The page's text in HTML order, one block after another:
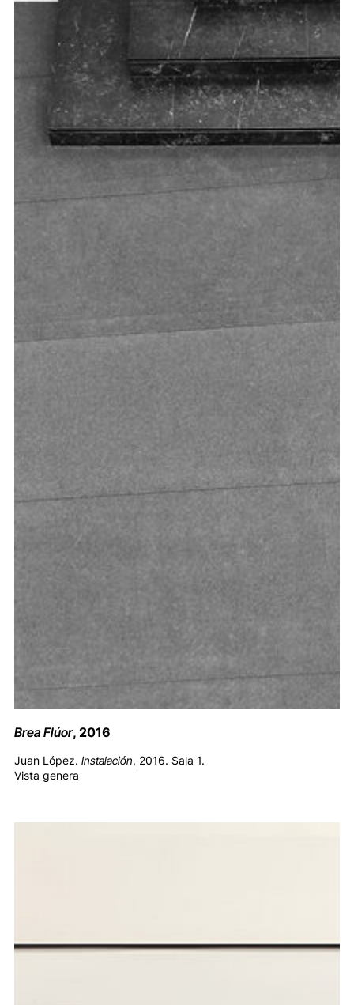
Brea Flúor, 2016
Juan López. Instalación, 2016. Sala 1.
Vista genera